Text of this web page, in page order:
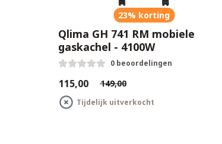
23% korting
Qlima GH 741 RM mobiele
gaskachel - 4100W
0 beoordelingen
€115,00 €149,00
Tijdelijk uitverkocht